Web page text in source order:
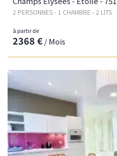
2 PERSONNES - 1 CHAMBRE - 2 LITS
à partir de
2368 €/ Mois